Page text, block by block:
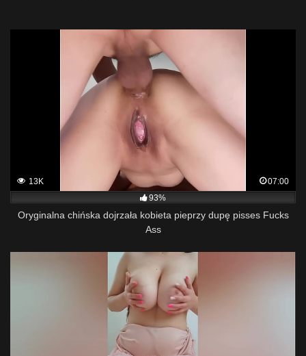
13K
07:00
93%
Oryginalna chińska dojrzała kobieta pieprzy dupę pisses Fucks
Ass